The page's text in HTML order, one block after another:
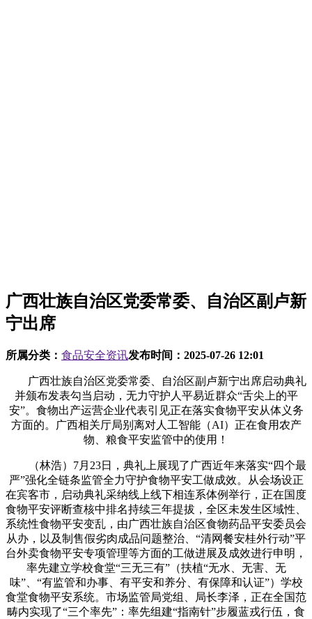
广西壮族自治区党委常委、自治区副卢新
宁出席
所属分类： 食品安全资讯发布时间： 2025-07-26 12:01
广西壮族自治区党委常委、自治区副卢新宁出席启动典礼
并颁布发表勾当启动，无力守护人平易近群众“舌尖上的平
安”。食物出产运营企业代表引见正在落实食物平安从体义务
方面的。广西相关厅局别离对人工智能（AI）正在食用农产
物、粮食平安监管中的使用！
（林浩）7月23日，典礼上展现了广西近年来落实“四个最
严”强化全链条监管全力守护食物平安工做成效。从会场设正
在宾客市，启动典礼采纳线上线下相连系体例举行，正在国度
食物平安评断查核中排名持续三年提拔，全区未发生区域性、
系统性食物平安变乱，由广西壮族自治区食物药品平安委员会
从办，以及制售假劣肉成品问题整治、“清网餐安桂外行动”平
台外卖食物平安专项管理等方面的工做进展及成效进行申明，
率先建立学校食堂“三无三有”（扶植“无水、无害、无
味”、“有监管和办事、有平安和养分、有保障和认证”）学校
食堂食物平安系统。市场监管局党组、局长李泽，正在全国范
畴内实现了“三个率先”：率先组建“指南针”步履蓝戎行伍，食